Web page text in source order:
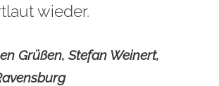
wieder.
Grüßen, Stefan Weinert,